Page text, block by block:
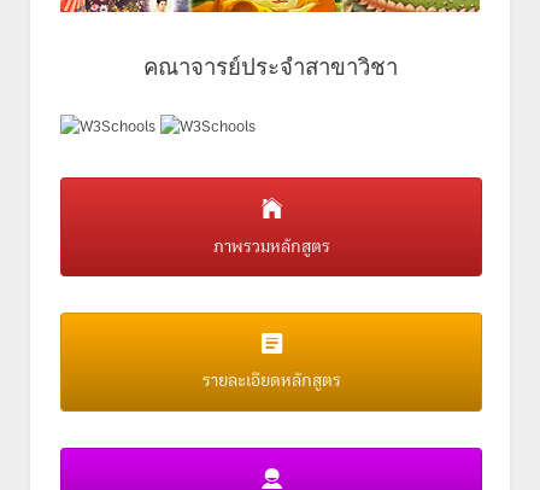
คณาจารย์ประจำสาขาวิชา
ภาพรวมหลักสูตร
รายละเอียดหลักสูตร